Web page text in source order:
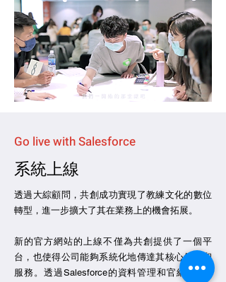
Go live with Salesforce
​系統上線
透過大綜顧問，共創成功實現了教練文化的數位
轉型，進一步擴大了其在業務上的機會拓展。
新的官方網站的上線不僅為共創提供了一個平
台，也使得公司能夠系統化地傳達其核心價值和
服務。透過Salesforce的資料管理和官網API串